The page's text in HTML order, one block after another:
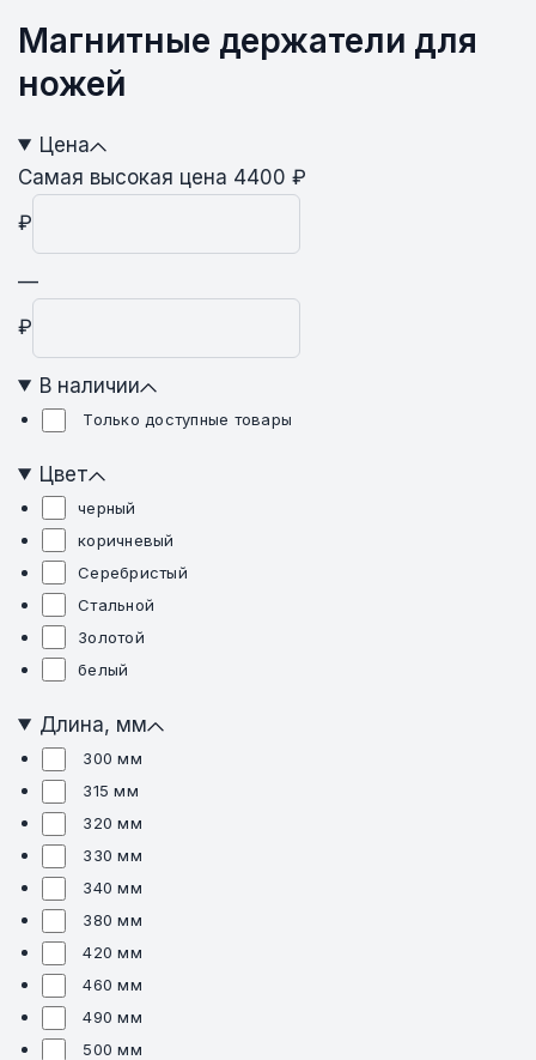
Магнитные держатели для
ножей
Цена
Самая высокая цена 4400 ₽
₽
—
₽
В наличии
Только доступные товары
Цвет
черный
коричневый
Серебристый
Стальной
Золотой
белый
Длина, мм
300 мм
315 мм
320 мм
330 мм
340 мм
380 мм
420 мм
460 мм
490 мм
500 мм